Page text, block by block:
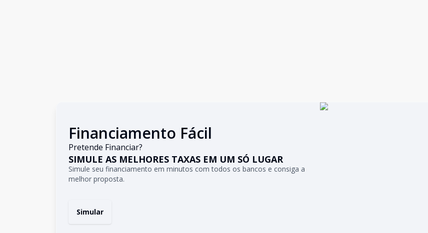
Financiamento Fácil
Pretende Financiar?
SIMULE AS MELHORES TAXAS EM UM SÓ LUGAR
Simule seu financiamento em minutos com todos os bancos e consiga a
melhor proposta.
Simular